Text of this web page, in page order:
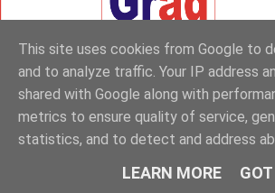
This site uses cookies from Google to
and to analyze traffic. Your IP address
shared with Google along with
metrics to ensure quality of service,
statistics, and to detect and address
LEARN MORE